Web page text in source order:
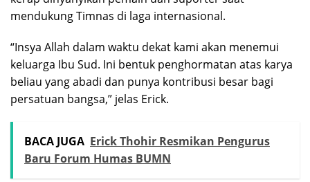
mendukung Timnas di laga internasional.
“Insya Allah dalam waktu dekat kami akan menemui
keluarga Ibu Sud. Ini bentuk penghormatan atas karya
beliau yang abadi dan punya kontribusi besar bagi
persatuan bangsa,” jelas Erick.
BACA JUGA Erick Thohir Resmikan Pengurus
Baru Forum Humas BUMN